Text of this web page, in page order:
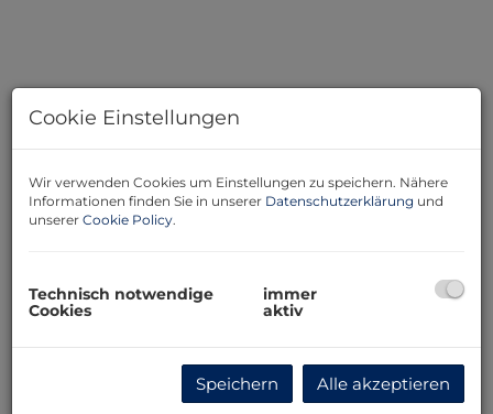
Beschreibung
vielleicht aussen:
Es gibt 4 Garagen die im Moment anders genutzt
werden, ein Carport für 2 Auto´s, Pavillon, Gehege,
Stallungen, Holzlager, Streuobstwiese, Grillplatz,
Insektenhotel´s u.v.m.
Cookie Einstellungen
Wir verwenden Cookies um Einstellungen zu speichern. Nähere
Informationen finden Sie in unserer Datenschutzerklärung und
unserer Cookie Policy.
Technisch notwendige
Cookies
immer
aktiv
Speichern Alle akzeptieren